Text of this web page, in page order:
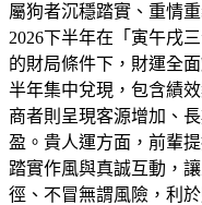
屬狗者沉穩踏實、重情
2026下半年在「寅午戌
的財局條件下，財運全
半年集中兌現，包含績
商者則呈現客源增加、
盈。貴人運方面，前輩
踏實作風與真誠互動，
徑、不冒無謂風險，利